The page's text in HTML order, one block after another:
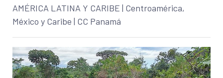
AMÉRICA LATINA Y CARIBE | Centroamérica,
México y Caribe | CC Panamá